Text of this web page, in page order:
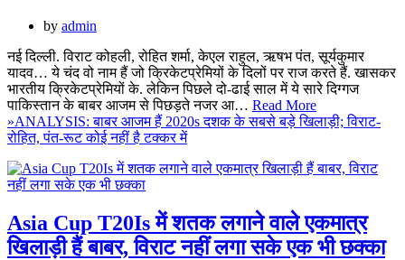
by admin
नई दिल्ली. विराट कोहली, रोहित शर्मा, केएल राहुल, ऋषभ पंत, सूर्यकुमार
यादव… ये चंद वो नाम हैं जो क्रिकेटप्रेमियों के दिलों पर राज करते हैं. खासकर
भारतीय क्रिकेटप्रेमियों के. लेकिन पिछले दो-ढाई साल में ये सारे दिग्गज
पाकिस्तान के बाबर आजम से पिछड़ते नजर आ… Read More
»ANALYSIS: बाबर आजम हैं 2020s दशक के सबसे बड़े खिलाड़ी; विराट-
रोहित, पंत-रूट कोई नहीं है टक्कर में
Asia Cup T20Is में शतक लगाने वाले एकमात्र
खिलाड़ी हैं बाबर, विराट नहीं लगा सके एक भी छक्का